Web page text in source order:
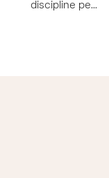
discipline pe…